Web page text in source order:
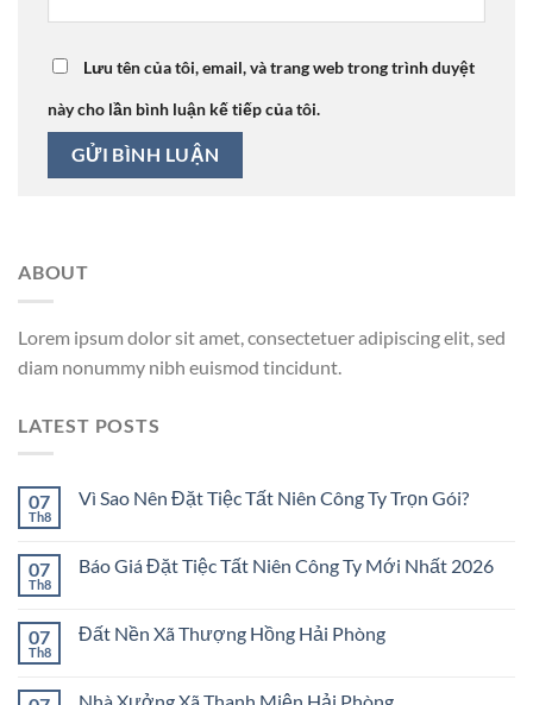
Lưu tên của tôi, email, và trang web trong trình duyệt
này cho lần bình luận kế tiếp của tôi.
ABOUT
Lorem ipsum dolor sit amet, consectetuer adipiscing elit, sed
diam nonummy nibh euismod tincidunt.
LATEST POSTS
07
Th8
Vì Sao Nên Đặt Tiệc Tất Niên Công Ty Trọn Gói?
07
Th8
Báo Giá Đặt Tiệc Tất Niên Công Ty Mới Nhất 2026
07
Th8
Đất Nền Xã Thượng Hồng Hải Phòng